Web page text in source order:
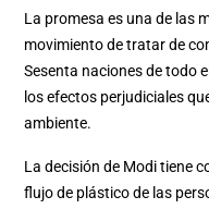
La promesa es una de las
movimiento de tratar de
Sesenta naciones de todo
los efectos perjudiciales
ambiente.
La decisión de Modi tiene
flujo de plástico de las